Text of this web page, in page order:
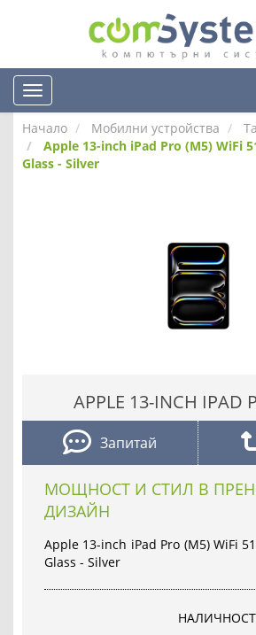
Начало Мобилни устройства
Apple 13-inch iPad Pro (M5) WiFi
Glass - Silver
APPLE 13-INCH IPAD
Запитай
МОЩНОСТ И СТИЛ В
ДИЗАЙН
Apple 13-inch iPad Pro (M5) WiFi
Glass - Silver